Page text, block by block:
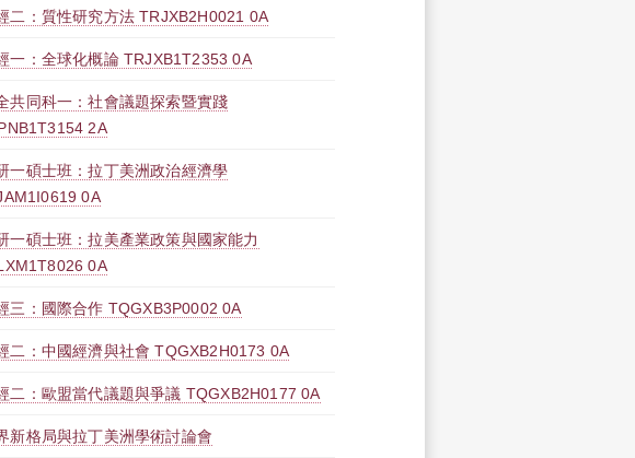
二：質性研究方法 TRJXB2H0021 0A
一：全球化概論 TRJXB1T2353 0A
共同科一：社會議題探索暨實踐
2A
一碩士班：拉丁美洲政治經濟學
0A
一碩士班：拉美產業政策與國家能力
0A
三：國際合作 TQGXB3P0002 0A
二：中國經濟與社會 TQGXB2H0173 0A
二：歐盟當代議題與爭議 TQGXB2H0177 0A
新格局與拉丁美洲學術討論會